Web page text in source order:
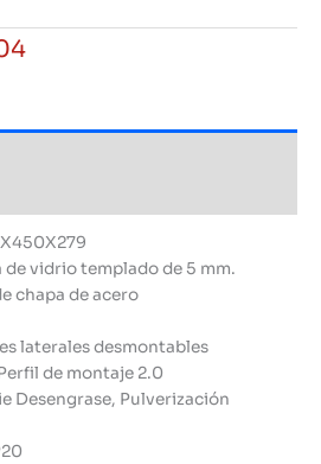
vidrio templado de 5 mm.
chapa de acero
laterales desmontables
de montaje 2.0
Desengrase, Pulverización